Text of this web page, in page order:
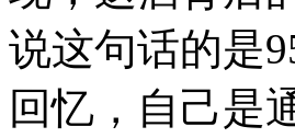
说这句话的是
回忆，自己是